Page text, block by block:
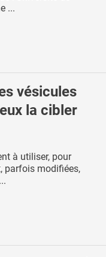
...
vésicules
la cibler
à utiliser, pour
parfois modifiées,